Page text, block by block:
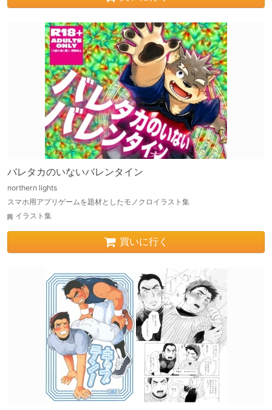
バレタカのいないバレンタイン
northern lights
スマホ用アプリゲームを題材としたモノクロイラスト集
イラスト集
買いに行く